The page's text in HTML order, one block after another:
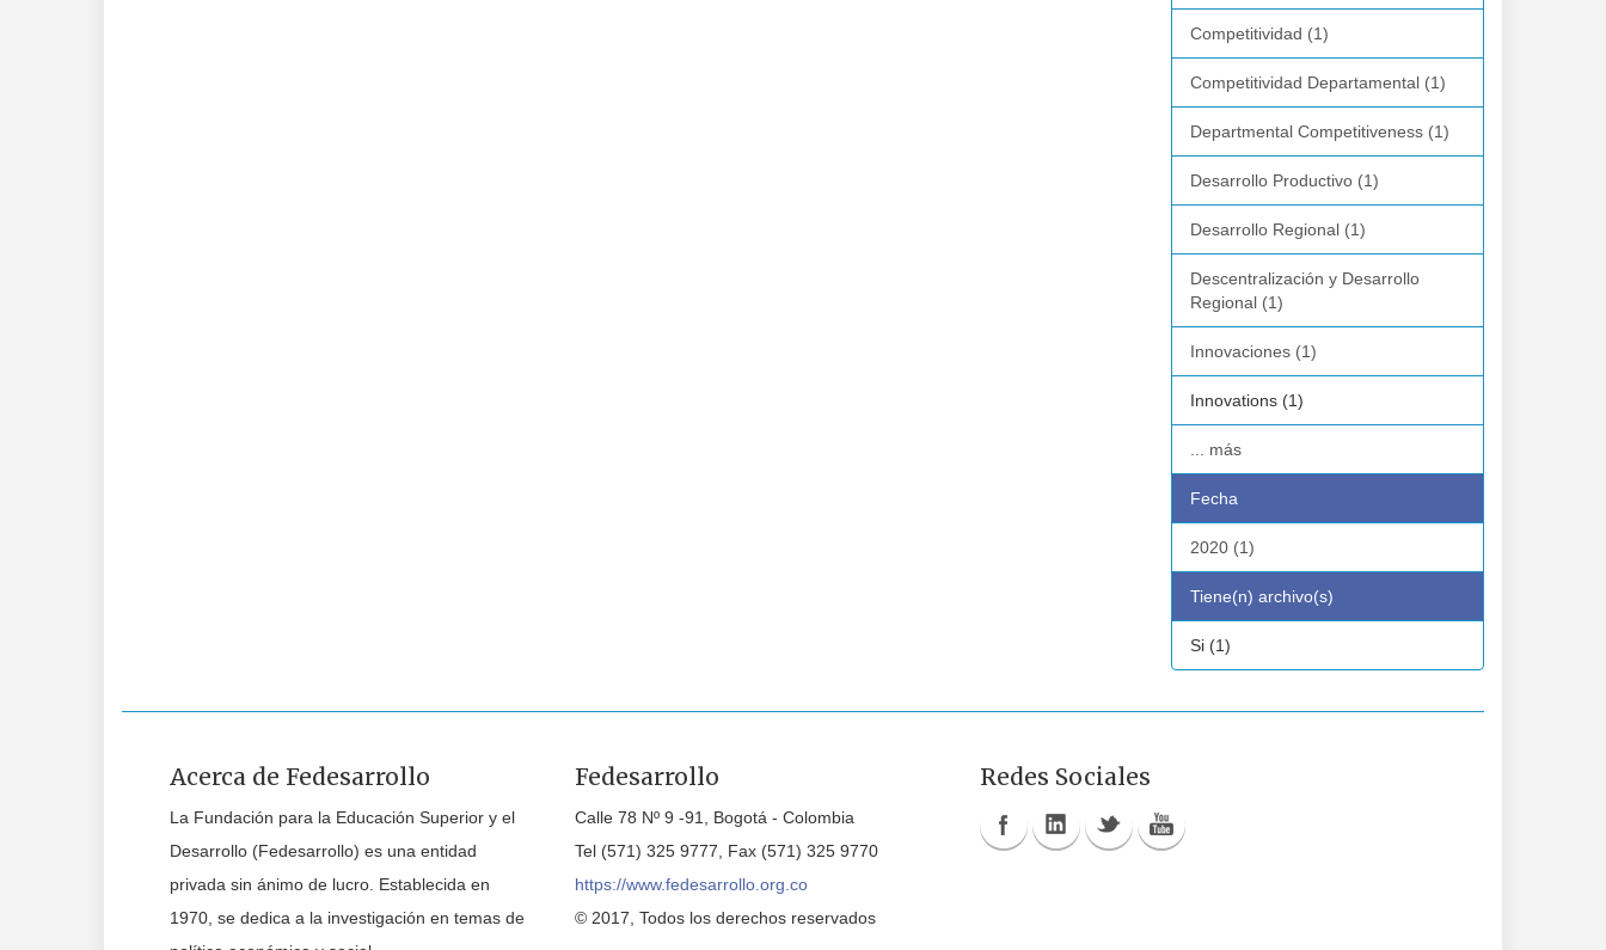
Competitividad (1)
Competitividad Departamental (1)
Departmental Competitiveness (1)
Desarrollo Productivo (1)
Desarrollo Regional (1)
Descentralización y Desarrollo
Regional (1)
Innovaciones (1)
Innovations (1)
... más
Fecha
2020 (1)
Tiene(n) archivo(s)
Si (1)
Acerca de Fedesarrollo
La Fundación para la Educación Superior y el
Desarrollo (Fedesarrollo) es una entidad
privada sin ánimo de lucro. Establecida en
1970, se dedica a la investigación en temas de
Fedesarrollo
Calle 78 Nº 9 -91, Bogotá - Colombia
Tel (571) 325 9777, Fax (571) 325 9770
https://www.fedesarrollo.org.co
© 2017, Todos los derechos reservados
Redes Sociales